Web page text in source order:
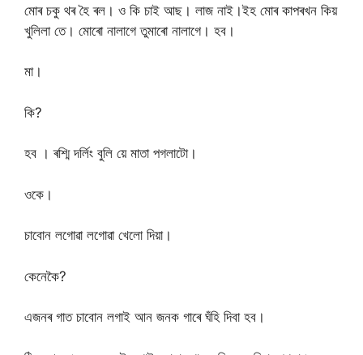
মোৰ চকু থৰ হৈ ৰল। ও কি চাই আছ। লাজ নাই।ইহ মোৰ কাপৰখন কিয়
খুলিলা তে। মোৰো নালাগে তুমাৰো নালাগে। হব।
মা।
কি?
হব । ৰশ্মি দৰ্লিং বুলি য়ে মাতা পগলাটো।
ওকে।
চাবোন লগোৱা লগোৱা খেলো দিয়া।
কেনেকৈ?
এজনৰ গাত চাবোন লগাই আন জনক গাৰে ঘঁহি দিবা হব।